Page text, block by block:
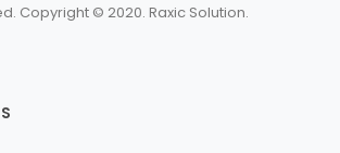
Copyright © 2020. Raxic Solution.